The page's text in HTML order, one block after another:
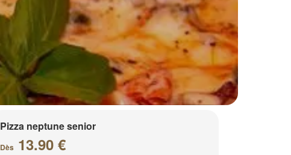
Pizza neptune senior
Dès 13.90 €